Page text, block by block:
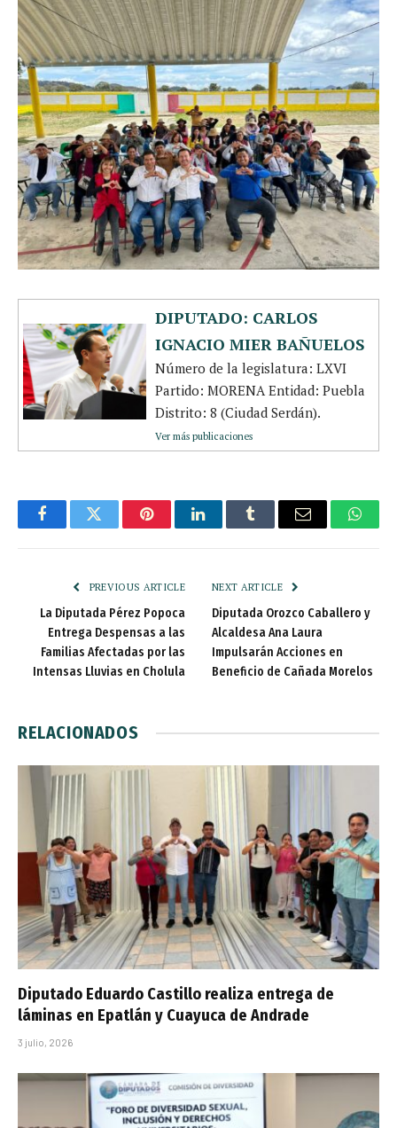
DIPUTADO: CARLOS
IGNACIO MIER BAÑUELOS
Número de la legislatura: LXVI
Partido: MORENA Entidad: Puebla
Distrito: 8 (Ciudad Serdán).
Ver más publicaciones
FacebookTwitter PinterestLinkedInTumblr Email
PREVIOUS ARTICLE
La Diputada Pérez Popoca
Entrega Despensas a las
Familias Afectadas por las
Intensas Lluvias en Cholula
NEXT ARTICLE
Diputada Orozco Caballero y
Alcaldesa Ana Laura
Impulsarán Acciones en
Beneficio de Cañada Morelos
RELACIONADOS
Diputado Eduardo Castillo realiza entrega de
láminas en Epatlán y Cuayuca de Andrade
3 julio, 2026